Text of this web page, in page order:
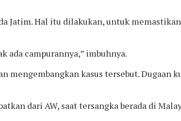
Jatim. Hal itu dilakukan, untuk
ada campurannya,” imbuhnya.
kasus tersebut. Dugaan
dari AW, saat tersangka berada di